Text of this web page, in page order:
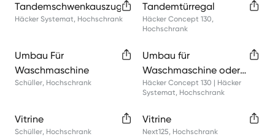
Tandemschwenkauszug
Häcker Systemat, Hochschrank
Tandemtürregal
Häcker Concept 130,
Hochschrank
Umbau Für
Waschmaschine
Schüller, Hochschrank
Umbau für
Waschmaschine oder
Trockner
Häcker Concept 130 | Häcker
Systemat, Hochschrank
Vitrine
Schüller, Hochschrank
Vitrine
Next125, Hochschrank